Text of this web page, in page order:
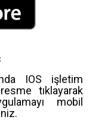
IOS işletim
tıklayarak
mobil